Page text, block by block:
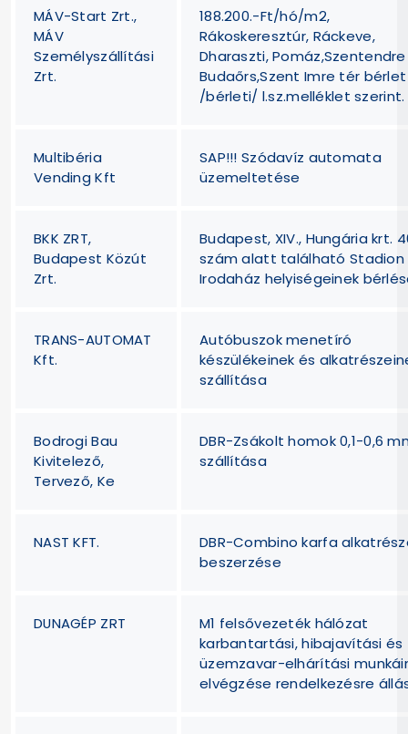
MÁV-Start Zrt.,
MÁV
Személyszállítási
Zrt.
188.200.-Ft/hó/m2,
Rákoskeresztúr, Ráckeve,
Dharaszti, Pomáz,Szentendre
Budaőrs,Szent Imre tér bérlet
/bérleti/ l.sz.melléklet szerint.
Multibéria
Vending Kft
SAP!!! Szódavíz automata
üzemeltetése
BKK ZRT,
Budapest Közút
Zrt.
Budapest, XIV., Hungária krt.
szám alatt található Stadion
Irodaház helyiségeinek
TRANS-AUTOMAT
Kft.
Autóbuszok menetíró
készülékeinek és
szállítása
Bodrogi Bau
Kivitelező,
Tervező, Ke
DBR-Zsákolt homok 0,1-0,6
szállítása
NAST KFT.
DBR-Combino karfa
beszerzése
DUNAGÉP ZRT
M1 felsővezeték hálózat
karbantartási, hibajavítási és
üzemzavar-elhárítási
elvégzése rendelkezésre